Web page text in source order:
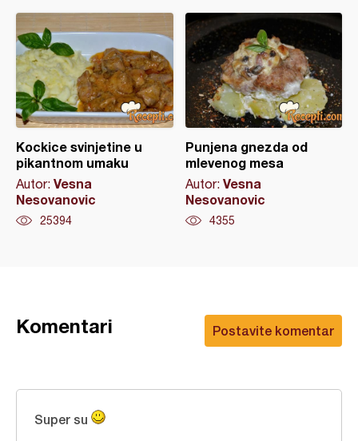
Kockice svinjetine u
pikantnom umaku
Autor: Vesna
Nesovanovic
25394
Punjena gnezda od
mlevenog mesa
Autor: Vesna
Nesovanovic
4355
Postavite komentar
Komentari
Super su